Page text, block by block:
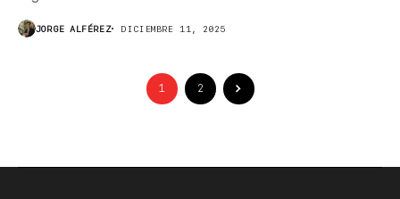
JORGE ALFÉREZ DICIEMBRE 11, 2025
1 2